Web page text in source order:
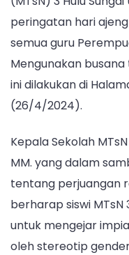
peringatan hari
semua guru
Mengunakan
ini dilakukan di
(26/4/2024).
Kepala Sekolah MTsN
MM. yang dalam
tentang perjuangan
berharap siswi MTsN
untuk mengejar
oleh stereotip